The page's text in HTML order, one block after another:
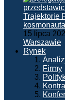
15 lipca
Warszawie
Rynek
Firmy